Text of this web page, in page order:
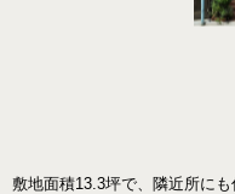
敷地面積13.3坪で、隣近所に